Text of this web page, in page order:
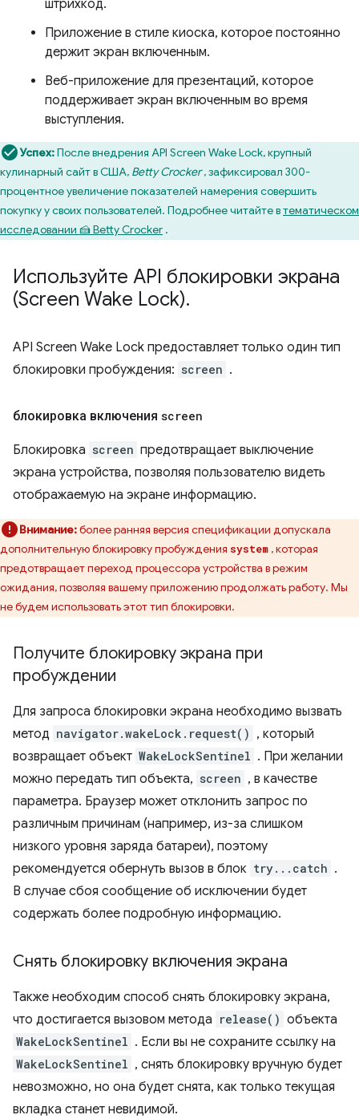
штрихкод.
Приложение в стиле киоска, которое постоянно
держит экран включенным.
Веб-приложение для презентаций, которое
поддерживает экран включенным во время
выступления.
Успех:После внедрения API Screen Wake Lock, крупный
кулинарный сайт в США, Betty Crocker, зафиксировал 300-
процентное увеличение показателей намерения совершить
покупку у своих пользователей. Подробнее читайте втематическом
исследовании 🍰 Betty Crocker .
Используйте API блокировки экрана
(Screen Wake Lock).
API Screen Wake Lock предоставляет только один тип
блокировки пробуждения: screen .
блокировка включения screen
Блокировка screen предотвращает выключение
экрана устройства, позволяя пользователю видеть
отображаемую на экране информацию.
Внимание:более ранняя версия спецификации допускала
дополнительную блокировку пробуждения system , которая
предотвращает переход процессора устройства в режим
ожидания, позволяя вашему приложению продолжать работу. Мы
не будем использовать этот тип блокировки.
Получите блокировку экрана при
пробуждении
Для запроса блокировки экрана необходимо вызвать
метод navigator.wakeLock.request() , который
возвращает объект WakeLockSentinel . При желании
можно передать тип объекта, screen , в качестве
параметра. Браузер может отклонить запрос по
различным причинам (например, из-за слишком
низкого уровня заряда батареи), поэтому
рекомендуется обернуть вызов в блок try...catch .
В случае сбоя сообщение об исключении будет
содержать более подробную информацию.
Снять блокировку включения экрана
Также необходим способ снять блокировку экрана,
что достигается вызовом метода release() объекта
WakeLockSentinel . Если вы не сохраните ссылку на
WakeLockSentinel , снять блокировку вручную будет
невозможно, но она будет снята, как только текущая
вкладка станет невидимой.